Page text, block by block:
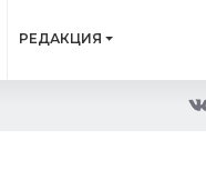
РЕДАКЦИЯ